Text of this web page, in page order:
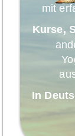
mit
Kurse,
In